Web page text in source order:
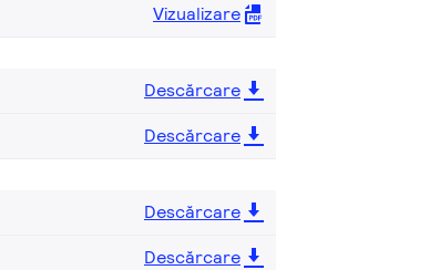
Vizualizare
Descărcare
Descărcare
Descărcare
Descărcare